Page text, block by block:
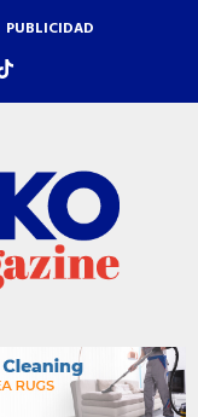
PUBLICIDAD